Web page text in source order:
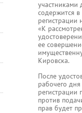
участниками
содержится
регистрации
«К
ее
Кировска.
После
рабочего
регистрации
против
прав будет